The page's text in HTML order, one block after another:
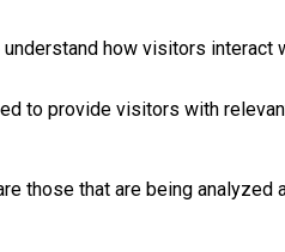
how visitors
to provide visitors with
those that are being